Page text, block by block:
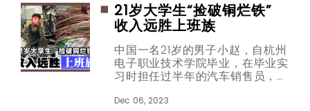
21岁大学生“捡破铜烂铁”
收入远胜上班族
中国一名21岁的男子小赵，自杭州
电子职业技术学院毕业，在毕业实
习时担任过半年的汽车销售员，但
裡发慌，有时忙活了好几天，单子
Dec 06, 2023